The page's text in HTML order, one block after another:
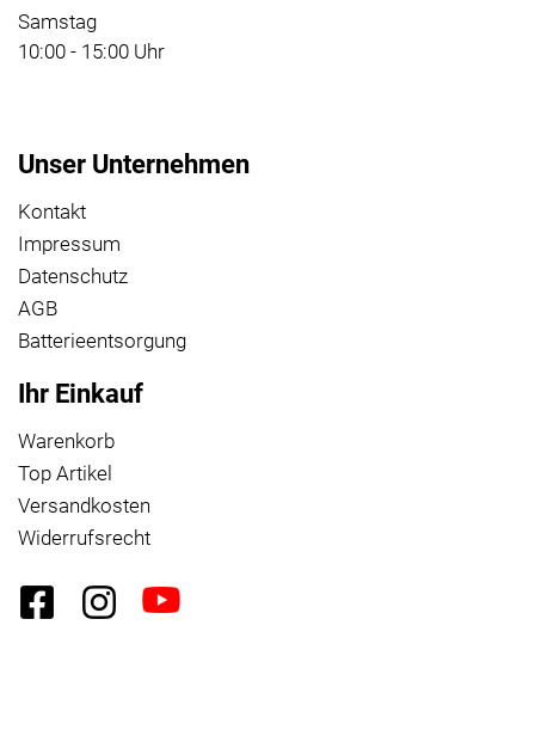
Samstag
10:00 - 15:00 Uhr
Unser Unternehmen
Kontakt
Impressum
Datenschutz
AGB
Batterieentsorgung
Ihr Einkauf
Warenkorb
Top Artikel
Versandkosten
Widerrufsrecht